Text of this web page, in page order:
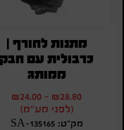
מתנות לחורף |
כרבולית עם חבק
ממותג
₪28.80
-
₪24.00
(לפני מע"מ)
מק"ט: SA-135165